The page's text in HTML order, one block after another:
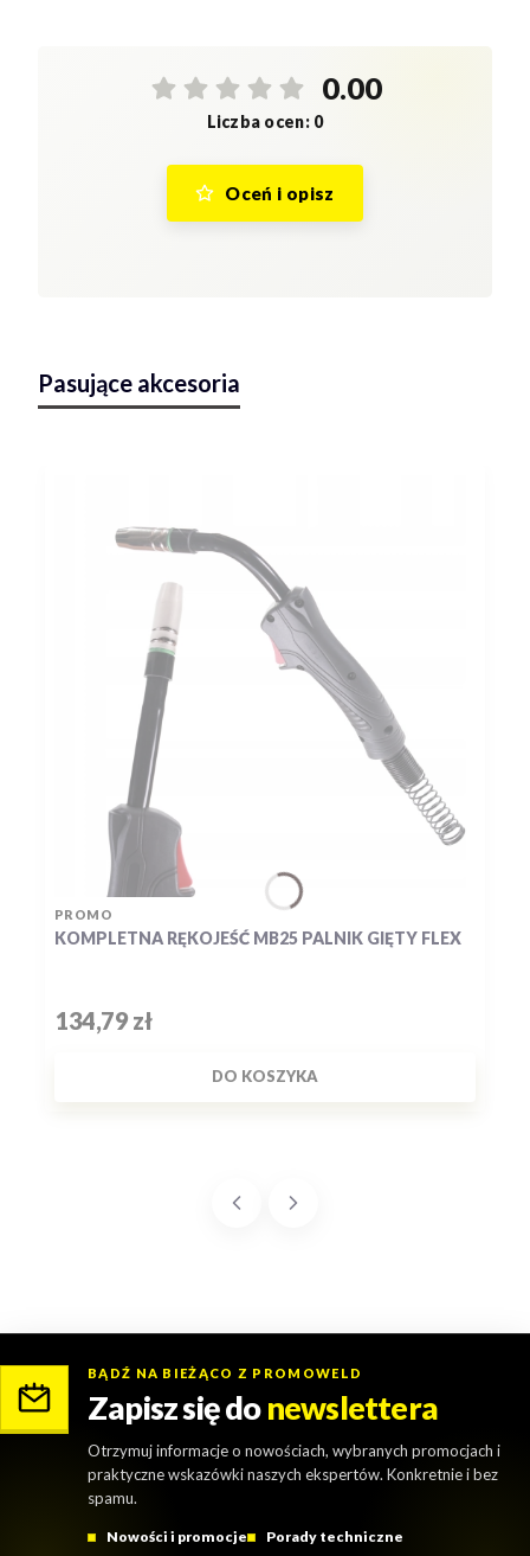
0.00
Liczba ocen: 0
Oceń i opisz
Pasujące akcesoria
KOMPLETNA RĘKOJEŚĆ MB25 PALNIK GIĘTY FLEX
PRODUCENT
PROMO
Cena
134,79 zł
DO KOSZYKA
BĄDŹ NA BIEŻĄCO Z PROMOWELD
Zapisz się donewslettera
Otrzymuj informacje o nowościach, wybranych promocjach i
praktyczne wskazówki naszych ekspertów. Konkretnie i bez
spamu.
Nowości i promocje Porady techniczne